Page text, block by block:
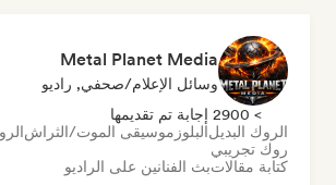
Metal Planet Media
وسائل الإعلام/صحفي, راديو
> 2900 إجابة تم تقديمها
الروك البديلالبلوز موسيقى الموت/الثراش
روك تجريبي
كتابة مقالاتبث الفنانين على الراديو